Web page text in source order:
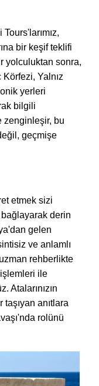
bir keşif teklifi
yolculuktan sonra,
Yalnız
yerleri
bilgili
zenginleşir, bu
geçmişe
etmek sizi
derin
gelen
ve anlamlı
rehberlikte
ile
Atalarınızın
anıtlara
rolünü